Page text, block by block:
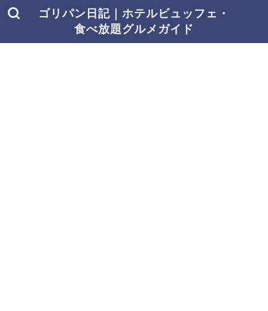
ゴリパン日記｜ホテルビュッフェ・
食べ放題グルメガイド